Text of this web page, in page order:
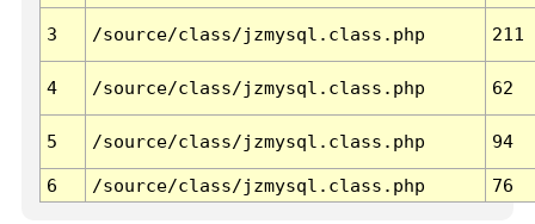
3 /source/class/jzmysql.class.php 211
4 /source/class/jzmysql.class.php 62
5 /source/class/jzmysql.class.php 94
6 /source/class/jzmysql.class.php 76